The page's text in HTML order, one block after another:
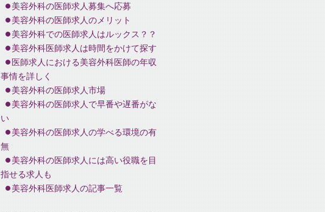
美容外科の医師求人募集へ応募
美容外科の医師求人のメリット
美容外科での医師求人はルックス？？
美容外科医師求人は時間をかけて探す
医師求人における美容外科医師の年収
事情を詳しく
美容外科の医師求人市場
美容外科の医師求人で早番や遅番がな
い
美容外科の医師求人の学べる環境の有
無
美容外科の医師求人には高い役職を目
指せる求人も
美容外科医師求人の記事一覧